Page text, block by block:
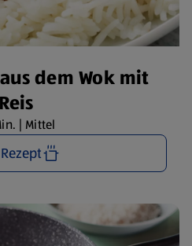
dem Wok mit
Reis
| Mittel